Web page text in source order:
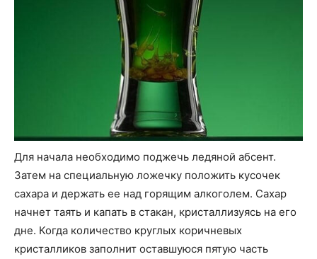
Для начала необходимо поджечь ледяной абсент.
Затем на специальную ложечку положить кусочек
сахара и держать ее над горящим алкоголем. Сахар
начнет таять и капать в стакан, кристаллизуясь на его
дне. Когда количество круглых коричневых
кристалликов заполнит оставшуюся пятую часть